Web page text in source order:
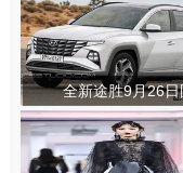
全新途胜9月26日